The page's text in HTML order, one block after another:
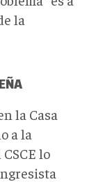
la
la Casa
a la
lo